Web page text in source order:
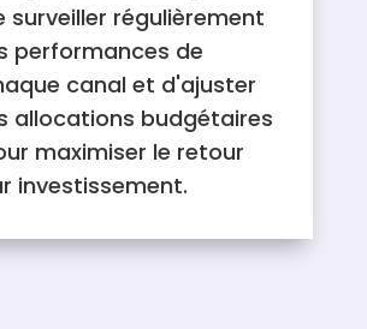
surveiller régulièrement
performances de
canal et d'ajuster
allocations budgétaires
maximiser le retour
investissement.